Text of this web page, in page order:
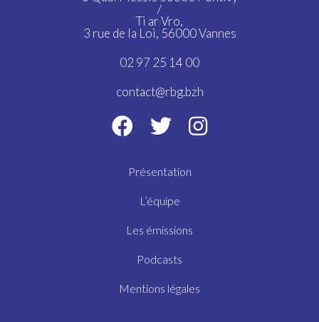
/
Ti ar Vro,
3 rue de la Loi, 56000 Vannes
02 97 25 14 00
contact@rbg.bzh
Présentation
L’équipe
Les émissions
Podcasts
Mentions légales